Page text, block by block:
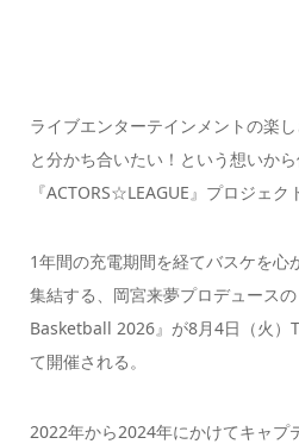
ライブエンターテインメントの楽
と分かち合いたい！という想いか
『ACTORS☆LEAGUE』プロジェク
1年間の充電期間を経てバスケを心
集結する、岡宮来夢プロデュース
Basketball 2026』が8月4日（火）
て開催される。
2022年から2024年にかけてキャプ